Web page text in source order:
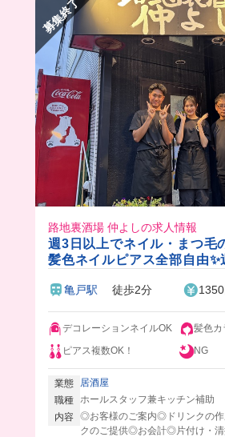
分からないことがあっても先輩
くれるから、バイト未経験でも全
う！
新店舗もオープンするらしいか
応募してみて！
募集終了
路地裏酒場 仲よしの求人情報
週3日以上でネイル・まつ毛
髪色ネイルピアス全部自由
亀戸駅 徒歩2分
デコレーションネイルOK
髪色カ
ピアス複数OK！
NG
業態
居酒屋
職種
ホールスタッフ兼キッチン補助
内容 ◎お客様のご案内◎ドリンクの
クのご提供◎お会計◎片付け・